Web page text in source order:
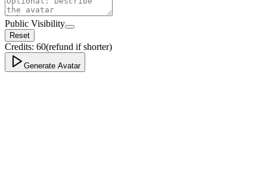
Public Visibility
Reset
Credits: 60(refund if shorter)
Generate Avatar